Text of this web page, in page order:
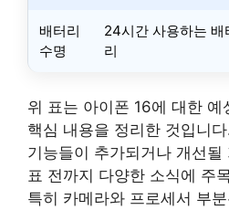
배터리
수명
24시간 사용하는 배
리
위 표는 아이폰 16에 대한
핵심 내용을 정리한 것입니
기능들이 추가되거나 개선
표 전까지 다양한 소식에 주
특히 카메라와 프로세서 부